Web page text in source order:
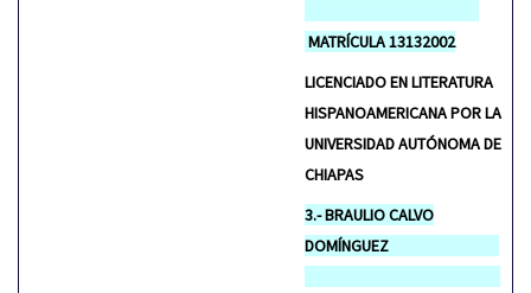
MATRÍCULA 13132002
LICENCIADO EN LITERATURA
HISPANOAMERICANA POR LA
UNIVERSIDAD AUTÓNOMA DE
CHIAPAS
3.- BRAULIO CALVO
DOMÍNGUEZ